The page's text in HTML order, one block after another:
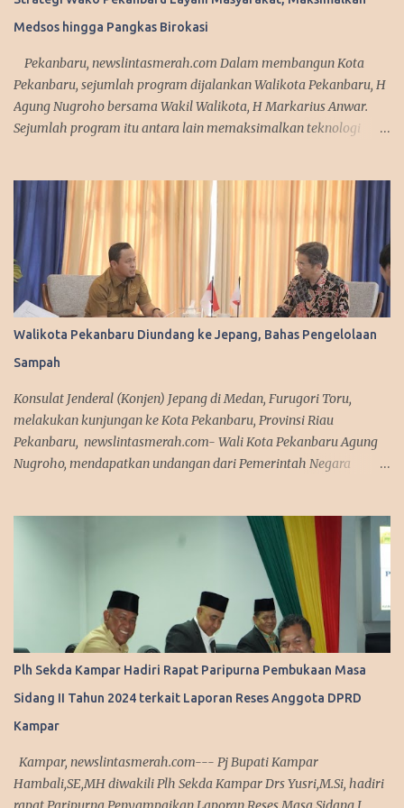
Medsos hingga Pangkas Birokasi
Pekanbaru, newslintasmerah.com Dalam membangun Kota
Pekanbaru, sejumlah program dijalankan Walikota Pekanbaru, H
Agung Nugroho bersama Wakil Walikota, H Markarius Anwar.
Sejumlah program itu antara lain memaksimalkan teknologi
kampanye. "Kita sedang mempersiapkan aplikasi yang bisa
diakses masyarakat. Jadi segala urusan cukup diakses
menggunakan smartphone saja, missal penerbitan KTP dan
adiministrasi kependudukan lainnya," urai Agung. Srategi dalam
memanfaatkan media sosial diakui Agung Nugroho sangat
membantu dalam menyampaikan informasi dan kebijakan
kepada publik semenjak ia menjabat sebagai Wakil Ketua DPRD
Provinsi Riau. Ini disampaikan Walikota Pekanbaru, Agung
Nugroho saat melakukan silaturahmi dengan managemen Tribun
(13/3/2025). Dalam agenda silaturahmi, Agung Nugroho tampak
sederhana mengenakan sete...
Walikota Pekanbaru Diundang ke Jepang, Bahas Pengelolaan
Sampah
Konsulat Jenderal (Konjen) Jepang di Medan, Furugori Toru,
melakukan kunjungan ke Kota Pekanbaru, Provinsi Riau
Pekanbaru, newslintasmerah.com- Wali Kota Pekanbaru Agung
Nugroho, mendapatkan undangan dari Pemerintah Negara
daerah lainnya se-Indonesia untuk mengikuti workshop ini pada
25 - 31 Januari 2026. Wako Agung mendapatkan undangan itu,
karena Pemerintah Kota Pekanbaru saat ini tengah gencar-
gencarnya menggaungkan progam tentang lingkungan. Sehingga
Pekanbaru terpilih, dan mendapatkan undangan langsung untuk
mengikuti workshop tersebut. "Kami mendapatkan undangan
untuk berangkat ke Jepang bersama bapak Menko, dan 5 kepala
daerah lainnya. Ini adalah tentang bagaimana pengelolaan
sampah dengan pendekatan ekonomi sekuler di Indonesia," kata
Agung, Rabu (21/1/2026). Menurut Wali Kota, selain Kota
Plh Sekda Kampar Hadiri Rapat Paripurna Pembukaan Masa
Sidang II Tahun 2024 terkait Laporan Reses Anggota DPRD
Kampar
Kampar, newslintasmerah.com--- Pj Bupati Kampar
Hambali,SE,MH diwakili Plh Sekda Kampar Drs Yusri,M.Si, hadiri